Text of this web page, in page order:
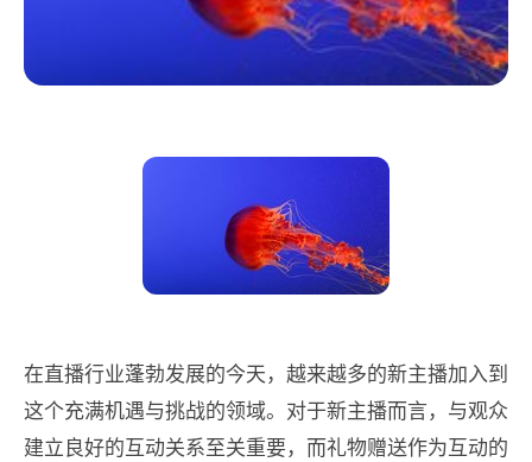
在直播行业蓬勃发展的今天，越来越多的新主播加入到
这个充满机遇与挑战的领域。对于新主播而言，与观众
建立良好的互动关系至关重要，而礼物赠送作为互动的